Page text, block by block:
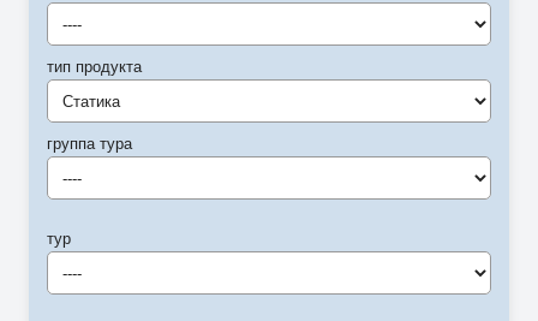
----
тип продукта
Статика
группа тура
----
тур
----